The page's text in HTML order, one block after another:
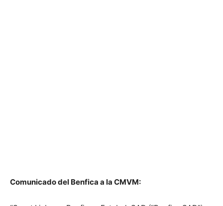
Comunicado del Benfica a la CMVM: